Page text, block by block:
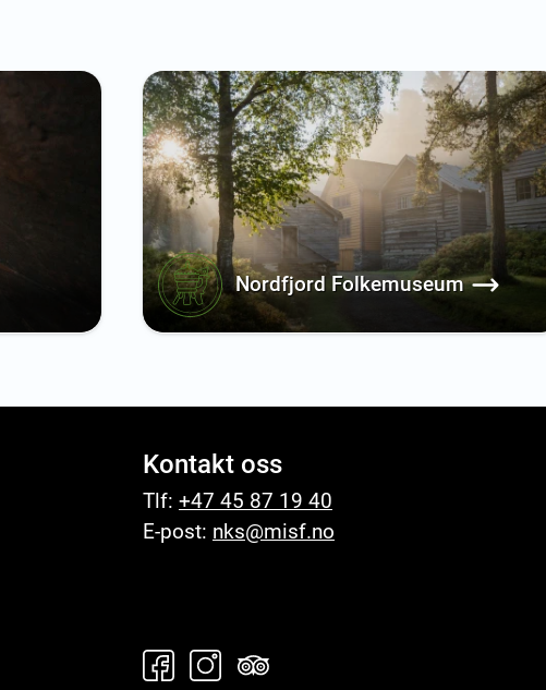
Nordfjord Folkemuseum
Kontakt oss
Tlf: +47 45 87 19 40
E-post: nks@misf.no